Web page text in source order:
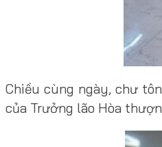
Chiều cùng ngày, chư
của Trưởng lão Hòa